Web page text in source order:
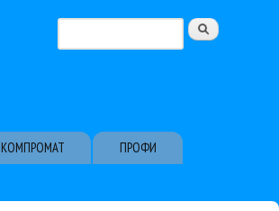
Форма поиска
КОМПРОМАТ
ПРОФИ